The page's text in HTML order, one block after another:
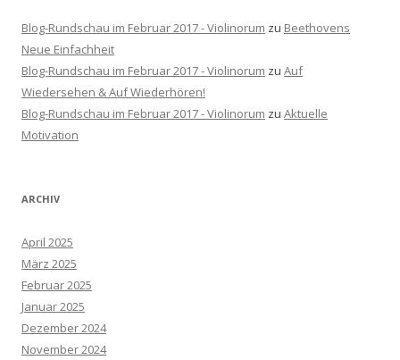
Blog-Rundschau im Februar 2017 - Violinorum zu Beethovens
Neue Einfachheit
Blog-Rundschau im Februar 2017 - Violinorum zu Auf
Wiedersehen & Auf Wiederhören!
Blog-Rundschau im Februar 2017 - Violinorum zu Aktuelle
Motivation
ARCHIV
April 2025
März 2025
Februar 2025
Januar 2025
Dezember 2024
November 2024